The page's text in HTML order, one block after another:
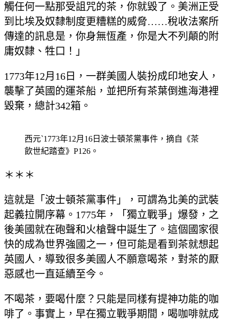
觸任何一點那受詛咒的茶，你就毀了。美洲正受
到比埃及奴隸制度更糟糕的威脅……稅收法案所
傳達的訊息是，你身無恆產，你是大不列顛的附
庸奴隸、牲口！」
1773年12月16日，一群美國人裝扮成印地安人，
襲擊了英國的運茶船，並把所有茶葉倒進海港裡
毀棄，總計342箱。
西元`1773年12月16日波士頓茶黨事件，摘自《茶
飲世紀踏查》P126。
＊＊＊
這就是「波士頓茶黨事件」，可謂為北美的武裝
起義拉開序幕。1775年，「獨立戰爭」爆發，之
後美國就在砲聲和火槍聲中誕生了。這個國家很
快的成為世界強國之一，但可能是看到茶就想起
英國人，導致很多美國人不願意喝茶，對茶的厭
惡感也一直延續至今。
不喝茶，要喝什麼？只能是同樣有提神功能的咖
啡了。事實上，早在獨立戰爭期間，喝咖啡就成